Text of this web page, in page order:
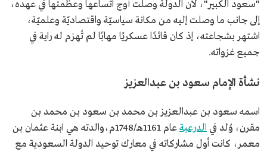
تاريخ تولي الحكم
1218هـ/1803م.
فترة الحكم
11 عامًا.
"سعود الكبير"، لأن الدولة وصلت أوج اتساعها وعظمتها في عهده،
إلى جانب ما وصلت إليه من مكانة سياسيّة واقتصاديّة وعلميّة،
اشتهر بشجاعته، إذ كان قائدًا عسكريًا مهابًا لم تُهزم له راية في
جميع غزواته.
نشأة الإمام سعود بن عبدالعزيز
اسمه سعود بن عبدالعزيز بن محمد بن سعود بن محمد بن
مقرن، وُلد في الدرعية
عام 1161هـ/1748م،والدته هي ابنة عثمان بن
معمر، كانت أول مشاركاته في معارك توحيد الدولة السعودية مع